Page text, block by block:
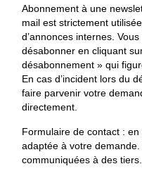
Abonnement à une
mail est strictement
d’annonces internes.
désabonner en cliquant
désabonnement » qui
En cas d’incident lors du
faire parvenir votre
directement.
Formulaire de contact :
adaptée à votre
communiquées à des tiers.